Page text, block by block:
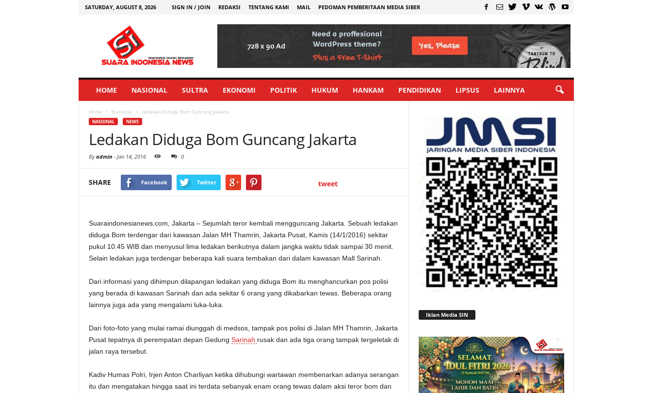
SATURDAY, AUGUST 8, 2026 SIGN IN / JOIN REDAKSI TENTANG KAMI MAIL PEDOMAN PEMBERITAAN MEDIA SIBER
HOME NASIONAL SULTRA EKONOMI POLITIK HUKUM HANKAM PENDIDIKAN LIPSUS LAINNYA
Home Nasional Ledakan Diduga Bom Guncang Jakarta
NASIONAL NEWS
Ledakan Diduga Bom Guncang Jakarta
Byadmin - Jan 14, 2016 0
SHARE Facebook Twitter tweet
Suaraindonesianews.com, Jakarta – Sejumlah teror kembali mengguncang Jakarta. Sebuah ledakan
diduga Bom terdengar dari kawasan Jalan MH Thamrin, Jakarta Pusat, Kamis (14/1/2016) sekitar
pukul 10.45 WIB dan menyusul lima ledakan berikutnya dalam jangka waktu tidak sampai 30 menit.
Selain ledakan juga terdengar beberapa kali suara tembakan dari dalam kawasan Mall Sarinah.
Dari informasi yang dihimpun dilapangan ledakan yang diduga Bom itu menghancurkan pos polisi
yang berada di kawasan Sarinah dan ada sekitar 6 orang yang dikabarkan tewas. Beberapa orang
lainnya juga ada yang mengalami luka-luka.
Dari foto-foto yang mulai ramai diunggah di medsos, tampak pos polisi di Jalan MH Thamrin, Jakarta
Pusat tepatnya di perempatan depan Gedung Sarinah rusak dan ada tiga orang tampak tergeletak di
jalan raya tersebut.
Kadiv Humas Polri, Irjen Anton Charliyan ketika dihubungi wartawan membenarkan adanya serangan
itu dan mengatakan hingga saat ini terdata sebanyak enam orang tewas dalam aksi teror bom dan
Iklan Media SIN